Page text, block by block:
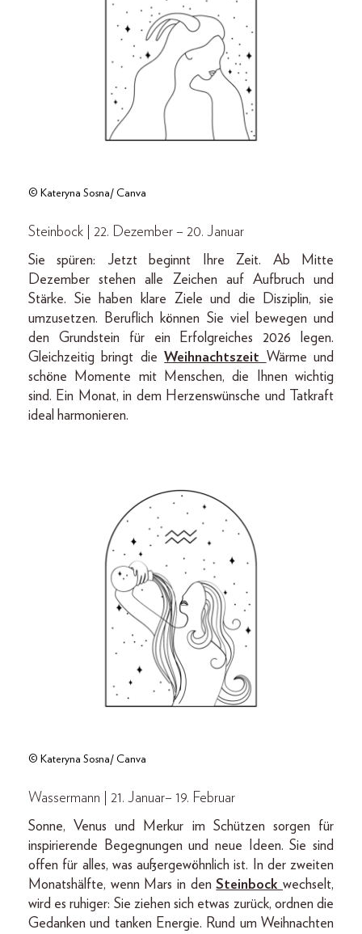
© Kateryna Sosna/ Canva
Steinbock | 22. Dezember – 20. Januar
Sie spüren: Jetzt beginnt Ihre Zeit. Ab Mitte
Dezember
stehen alle Zeichen auf Aufbruch und
Stärke. Sie haben klare Ziele und die Disziplin, sie
umzusetzen. Beruflich können Sie viel bewegen und
den Grundstein für ein Erfolgreiches 2026 legen.
Gleichzeitig bringt dieWeihnachtszeit Wärme und
schöne Momente mit Menschen, die Ihnen wichtig
sind. Ein Monat, in dem Herzenswünsche und Tatkraft
ideal harmonieren.
© Kateryna Sosna/ Canva
Wassermann | 21. Januar– 19. Februar
Sonne, Venus und Merkur im Schützen sorgen für
inspirierende Begegnungen und neue Ideen. Sie sind
offen für alles, was außergewöhnlich ist. In der zweiten
Monatshälfte, wenn Mars in denSteinbockwechselt,
wird es ruhiger: Sie ziehen sich etwas zurück, ordnen die
Gedanken und tanken Energie. Rund um Weihnachten